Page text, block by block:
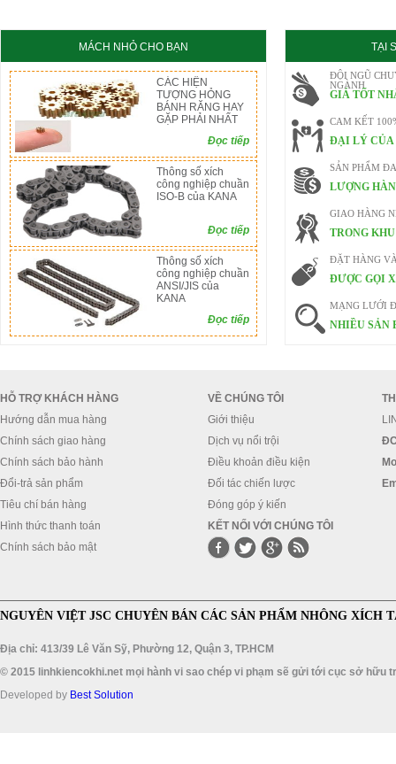
MÁCH NHỎ CHO BẠN
CÁC HIỆN
TƯỢNG HỎNG
BÁNH RĂNG HAY
GẶP PHẢI NHẤT
Đọc tiếp
Thông số xích
công nghiệp chuần
ISO-B của KANA
Đọc tiếp
Thông số xích
công nghiệp chuần
ANSI/JIS của
KANA
Đọc tiếp
TẠI
ĐỘI NGŨ
NGÀNH
GIÁ TỐT
CAM KẾT
ĐẠI LÝ CỦA
SẢN PHẨM
LƯỢNG
GIAO HÀNG
TRONG
ĐẶT HÀNG
ĐƯỢC GỌI
MẠNG LƯỚI
NHIỀU SẢN
HỖ TRỢ KHÁCH HÀNG
Hướng dẫn mua hàng
Chính sách giao hàng
Chính sách bảo hành
Đổi-trả sản phẩm
Tiêu chí bán hàng
Hình thức thanh toán
Chính sách bảo mật
VỀ CHÚNG TÔI
Giới thiệu
Dịch vụ nổi trội
Điều khoản điều kiện
Đối tác chiến lược
Đóng góp ý kiến
KẾT NỐI VỚI CHÚNG TÔI
NGUYÊN VIỆT JSC CHUYÊN BÁN CÁC SẢN PHẨM NHÔNG XÍCH
Địa chỉ: 413/39 Lê Văn Sỹ, Phường 12, Quận 3, TP.HCM
© 2015 linhkiencokhi.net mọi hành vi sao chép vi phạm sẽ gửi tới cục sở hữu
Developed by Best Solution